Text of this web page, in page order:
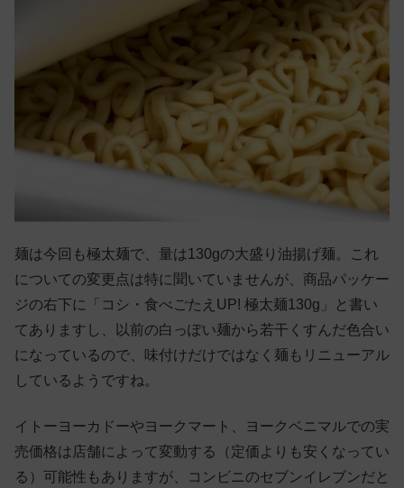
麺は今回も極太麺で、量は130gの大盛り油揚げ麺。これ
についての変更点は特に聞いていませんが、商品パッケー
ジの右下に「コシ・食べごたえUP! 極太麺130g」と書い
てありますし、以前の白っぽい麺から若干くすんだ色合い
になっているので、味付けだけではなく麺もリニューアル
しているようですね。
イトーヨーカドーやヨークマート、ヨークベニマルでの実
売価格は店舗によって変動する（定価よりも安くなってい
る）可能性もありますが、コンビニのセブンイレブンだと